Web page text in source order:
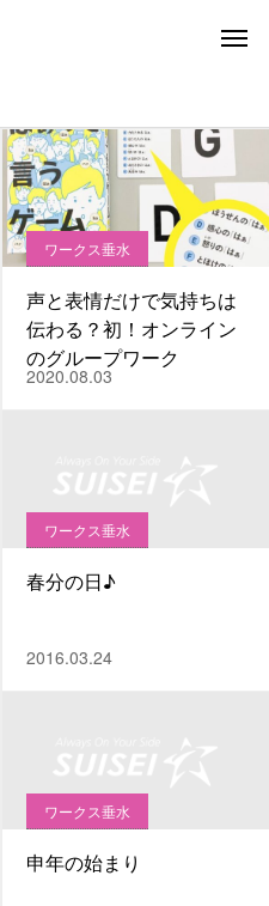
講演・メディア掲載
[動画] NHKニュースで
ワークス垂水
声と表情だけで気持ちは
伝わる？初！オンライン
のグループワーク
2020.08.03
ワークス垂水
春分の日♪
2016.03.24
ワークス垂水
申年の始まり